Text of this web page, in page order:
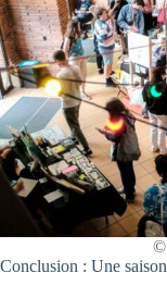
©
Conclusion : Une